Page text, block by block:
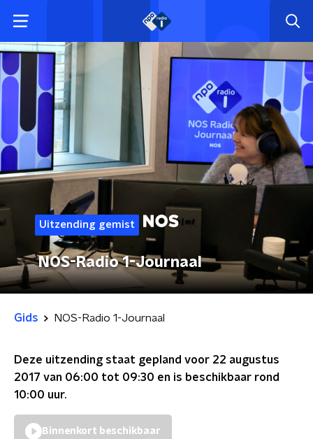
Uitzending gemist
NOS-Radio 1-Journaal
Gids NOS-Radio 1-Journaal
Deze uitzending staat gepland voor 22 augustus
2017 van 06:00 tot 09:30 en is beschikbaar rond
10:00 uur.
Binnenkort beschikbaar